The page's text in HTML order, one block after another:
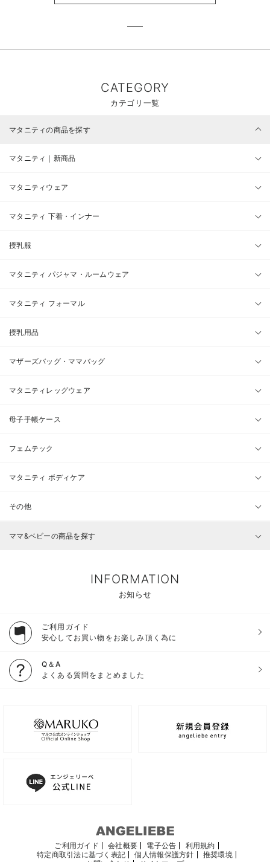
CATEGORY
カテゴリ一覧
マタニティの商品を探す
マタニティ｜新商品
マタニティウェア
マタニティ 下着・インナー
授乳服
マタニティ パジャマ・ルームウェア
マタニティ フォーマル
授乳用品
マザーズバッグ・ママバッグ
マタニティレッグウェア
母子手帳ケース
フェムテック
マタニティ ボディケア
その他
ママ&ベビーの商品を探す
INFORMATION
お知らせ
ご利用ガイド
安心してお買い物をお楽しみ頂く為に
Q＆A
よくある質問をまとめました
ご利用ガイド 会社概要 電子公告
利用規約
特定商取引法に基づく表記
個人情報保護方針
推奨環境